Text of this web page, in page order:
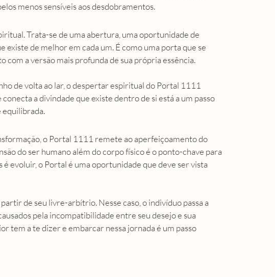
menos sensíveis aos desdobramentos.
Trata-se de uma abertura, uma oportunidade de
de melhor em cada um. É como uma porta que se
com a versão mais profunda de sua própria essência.
de volta ao lar, o despertar espiritual do Portal 1111
a divindade que existe dentro de si está a um passo
equilibrada.
o Portal 1111 remete ao aperfeiçoamento do
do ser humano além do corpo físico é o ponto-chave para
é evoluir, o Portal é uma oportunidade que deve ser vista
de seu livre-arbítrio. Nesse caso, o indivíduo passa a
pela incompatibilidade entre seu desejo e sua
tem a te dizer e embarcar nessa jornada é um passo